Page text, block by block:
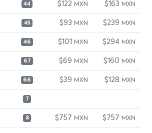
44 $122 MXN $163 MXN
45 $93 MXN $239 MXN
46 $101 MXN $294 MXN
67 $69 MXN $160 MXN
66 $39 MXN $128 MXN
7
8 $757 MXN $757 MXN